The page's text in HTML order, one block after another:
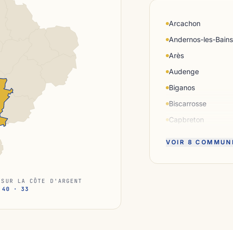
SUR LA CÔTE D'ARGENT
40 · 33
Arcachon
Andernos-les-Bains
Arès
Audenge
Biganos
Biscarrosse
Capbreton
VOIR 8